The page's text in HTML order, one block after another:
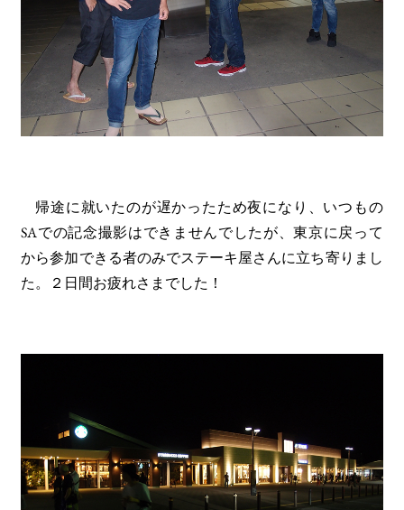
帰途に就いたのが遅かったため夜になり、いつもの
SAでの記念撮影はできませんでしたが、東京に戻って
から参加できる者のみでステーキ屋さんに立ち寄りまし
た。２日間お疲れさまでした！